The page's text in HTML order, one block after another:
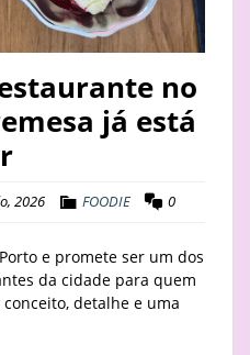
no
já está
2026 FOODIE 0
e promete ser um dos
da cidade para quem
detalhe e uma